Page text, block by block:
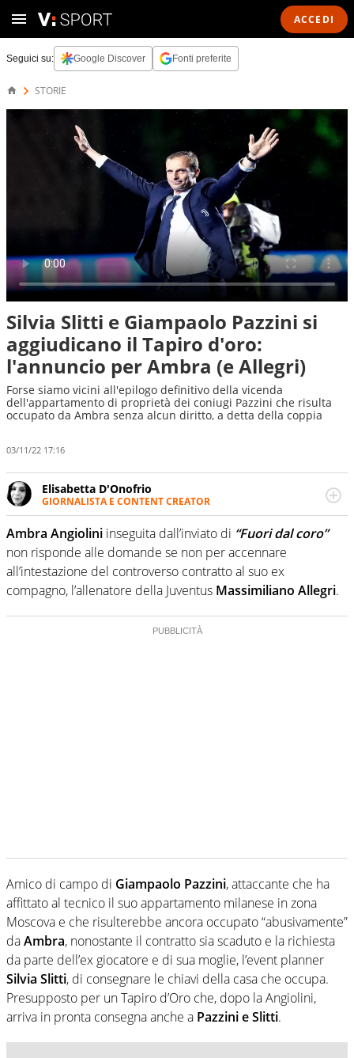
ACCEDI
Seguici su: Google Discover Fonti preferite
STORIE
Silvia Slitti e Giampaolo Pazzini si
aggiudicano il Tapiro d'oro:
l'annuncio per Ambra (e Allegri)
Forse siamo vicini all'epilogo definitivo della vicenda
dell'appartamento di proprietà dei coniugi Pazzini che risulta
occupato da Ambra senza alcun diritto, a detta della coppia
03/11/22 17:16
Elisabetta D'Onofrio
GIORNALISTA E CONTENT CREATOR
Giornalista professionista dal 2007, scrive per curiosità
personale e necessità: soprattutto di calcio, di sport e dei
suoi protagonisti, concedendosi innocenti evasioni
nell'ambito della creazione di format. Un tempo ala
destra, oggi si sente a suo agio nel ruolo di libero. Cura
una classifica riservata dei migliori 5 calciatori di sempre.
Ambra Angiolini inseguita dall’inviato di “Fuori dal coro”
non risponde alle domande se non per accennare
all’intestazione del controverso contratto al suo ex
compagno, l’allenatore della Juventus Massimiliano Allegri.
Amico di campo di Giampaolo Pazzini, attaccante che ha
affittato al tecnico il suo appartamento milanese in zona
Moscova e che risulterebbe ancora occupato “abusivamente”
daAmbra, nonostante il contratto sia scaduto e la richiesta
da parte dell’ex giocatore e di sua moglie, l’event planner
Silvia Slitti, di consegnare le chiavi della casa che occupa.
Presupposto per un Tapiro d’Oro che, dopo la Angiolini,
arriva in pronta consegna anche a Pazzini e Slitti.